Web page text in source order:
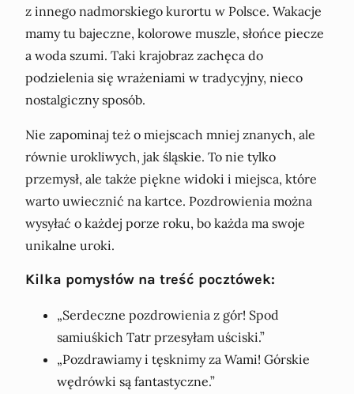
z innego nadmorskiego kurortu w Polsce. Wakacje
mamy tu bajeczne, kolorowe muszle, słońce piecze
a woda szumi. Taki krajobraz zachęca do
podzielenia się wrażeniami w tradycyjny, nieco
nostalgiczny sposób.
Nie zapominaj też o miejscach mniej znanych, ale
równie urokliwych, jak śląskie. To nie tylko
przemysł, ale także piękne widoki i miejsca, które
warto uwiecznić na kartce. Pozdrowienia można
wysyłać o każdej porze roku, bo każda ma swoje
unikalne uroki.
Kilka pomysłów na treść pocztówek:
„Serdeczne pozdrowienia z gór! Spod
samiuśkich Tatr przesyłam uściski.”
„Pozdrawiamy i tęsknimy za Wami! Górskie
wędrówki są fantastyczne.”